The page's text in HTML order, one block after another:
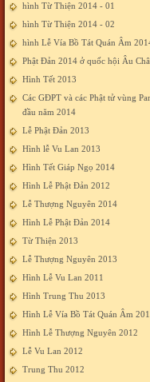
hình Từ Thiện 2014 - 01
hình Từ Thiện 2014 - 02
hình Lễ Vía Bồ Tát Quán Âm
Phật Đản 2014 ở quốc hội Âu
Hình Tết 2013
Các GĐPT và các Phật tử vùng
đầu năm 2014
Lễ Phật Đản 2013
Hình lễ Vu Lan 2013
Hình Tết Giáp Ngọ 2014
Hình Lễ Phật Đản 2012
Lễ Thượng Nguyên 2014
Hình Lễ Phật Đản 2014
Từ Thiện 2013
Lễ Thượng Nguyên 2013
Hình Lễ Vu Lan 2011
Hình Trung Thu 2013
Hình Lễ Vía Bồ Tát Quán Âm
Hình Lễ Thượng Nguyên 2012
Lễ Vu Lan 2012
Trung Thu 2012